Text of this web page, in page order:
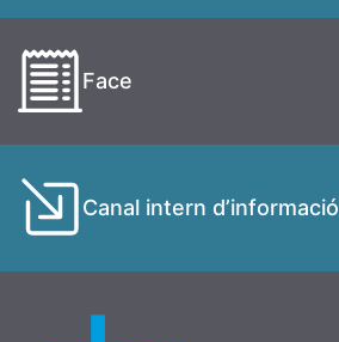
Face
Canal intern d’informació